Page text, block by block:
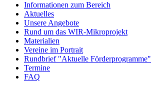
Informationen zum Bereich
Aktuelles
Unsere Angebote
Rund um das WIR-Mikroprojekt
Materialien
Vereine im Portrait
Rundbrief "Aktuelle Förderprogramme"
Termine
FAQ